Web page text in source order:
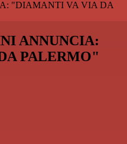
"DIAMANTI VA VIA DA
ANNUNCIA:
PALERMO"